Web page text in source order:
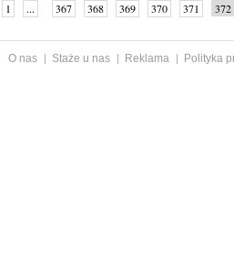
1 ... 367 368 369 370 371 372
O nas Staże u nas Reklama
Polityka